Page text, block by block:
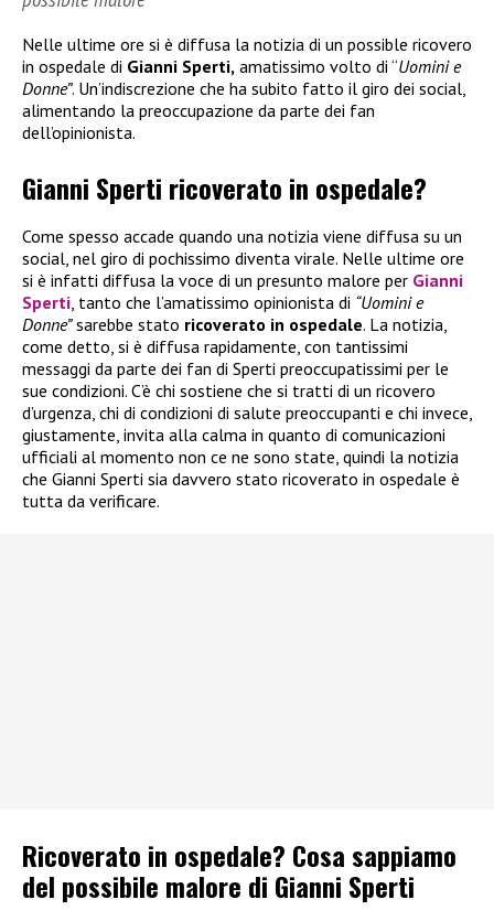
Nelle ultime ore si è diffusa la notizia di un possible ricovero
in ospedale di Gianni Sperti, amatissimo volto di “Uomini e
Donne”. Un’indiscrezione che ha subito fatto il giro dei social,
alimentando la preoccupazione da parte dei fan
dell’opinionista.
Gianni Sperti ricoverato in ospedale?
Come spesso accade quando una notizia viene diffusa su un
social, nel giro di pochissimo diventa virale. Nelle ultime ore
si è infatti diffusa la voce di un presunto malore per Gianni
Sperti, tanto che l’amatissimo opinionista di “Uomini e
Donne”sarebbe stato ricoverato in ospedale. La notizia,
come detto, si è diffusa rapidamente, con tantissimi
messaggi da parte dei fan di Sperti preoccupatissimi per le
sue condizioni. C’è chi sostiene che si tratti di un ricovero
d’urgenza, chi di condizioni di salute preoccupanti e chi invece,
giustamente, invita alla calma in quanto di comunicazioni
ufficiali al momento non ce ne sono state, quindi la notizia
che Gianni Sperti sia davvero stato ricoverato in ospedale è
tutta da verificare.
Ricoverato in ospedale? Cosa sappiamo
del possibile malore di Gianni Sperti